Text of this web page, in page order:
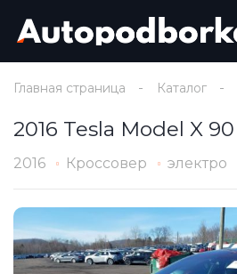
Главная страница Каталог
2016 Tesla Model X 90
2016 Кроссовер электро